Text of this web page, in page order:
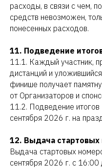
расходы, в связи с чем,
средств невозможен,
понесенных расходов.
11. Подведение
11.1. Каждый участник,
дистанций и
финише получает
от Организаторов и
11.2. Подведение итогов
сентября 2026 г. на
12. Выдача
Выдача стартовых
сентября 2026 г. с